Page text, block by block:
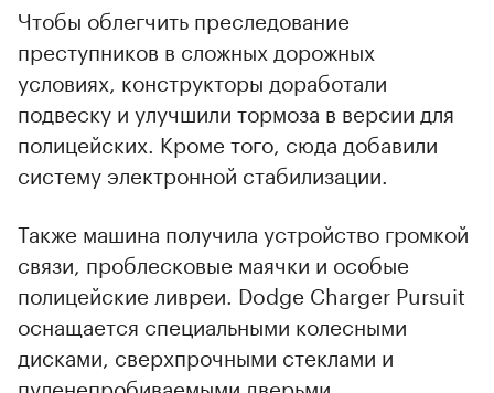
Чтобы облегчить преследование
преступников в сложных дорожных
условиях, конструкторы доработали
подвеску и улучшили тормоза в версии для
полицейских. Кроме того, сюда добавили
систему электронной стабилизации.
Также машина получила устройство громкой
связи, проблесковые маячки и особые
полицейские ливреи. Dodge Charger Pursuit
оснащается специальными колесными
дисками, сверхпрочными стеклами и
пуленепробиваемыми дверьми.